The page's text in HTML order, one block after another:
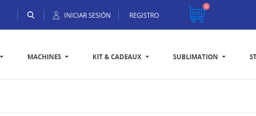
INICIAR SESIÓN REGISTRO
0
MACHINES KIT & CADEAUX SUBLIMATION